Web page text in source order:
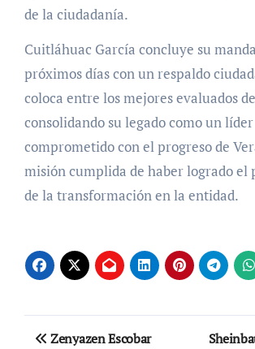
de la ciudadanía.
Cuitláhuac García concluye su
próximos días con un respaldo
coloca entre los mejores evaluados
consolidando su legado como un líder
comprometido con el progreso de
misión cumplida de haber logrado el
de la transformación en la entidad.
Navegación
Zenyazen Escobar